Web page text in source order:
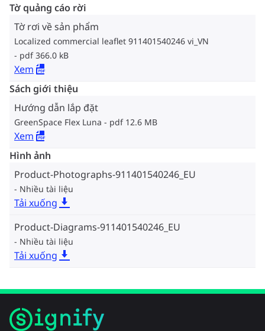
Tờ quảng cáo rời
Tờ rơi về sản phẩm
Localized commercial leaflet 911401540246 vi_VN
pdf 366.0 kB
Xem
Sách giới thiệu
Hướng dẫn lắp đặt
GreenSpace Flex Luna pdf 12.6 MB
Xem
Hình ảnh
Product-Photographs-911401540246_EU
Nhiều tài liệu
Tải xuống
Product-Diagrams-911401540246_EU
Nhiều tài liệu
Tải xuống